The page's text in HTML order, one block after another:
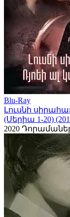
Blu-Ray
Լուսնի
(Սերիա 1-20)
2020